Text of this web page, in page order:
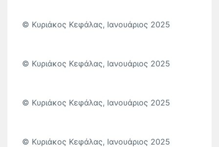
© Κυριάκος Κεφάλας, Ιανουάριος 2025
© Κυριάκος Κεφάλας, Ιανουάριος 2025
© Κυριάκος Κεφάλας, Ιανουάριος 2025
© Κυριάκος Κεφάλας, Ιανουάριος 2025